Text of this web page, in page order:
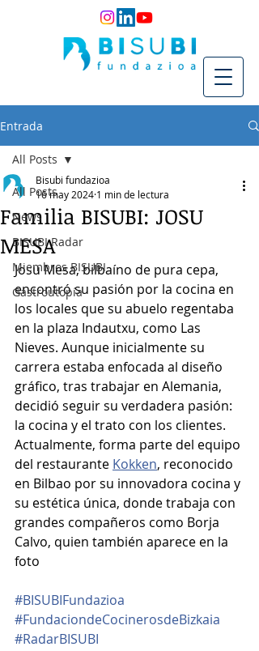
Entrada
All Posts
News
BISUBI Radar
Miembros BISUBI
Gastroutopía
All Posts
Familia BISUBI: JOSU
MESA
Bisubi fundazioa
16 may 2024 1 min de lectura
Josu Mesa, bilbaíno de pura cepa,
encontró su pasión por la cocina en
los locales que su abuelo regentaba
en la plaza Indautxu, como Las
Nieves. Aunque inicialmente su
carrera estaba enfocada al diseño
gráfico, tras trabajar en Alemania,
decidió seguir su verdadera pasión:
la cocina y el trato con los clientes.
Actualmente, forma parte del equipo
del restaurante Kokken, reconocido
en Bilbao por su innovadora cocina y
su estética única, donde trabaja con
grandes compañeros como Borja
Calvo, quien también aparece en la
foto
#BISUBIFundazioa
#FundaciondeCocinerosdeBizkaia
#RadarBISUBI